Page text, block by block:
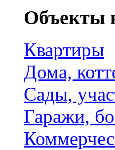
Объекты
Квартиры
Дома,
Сады,
Гаражи,